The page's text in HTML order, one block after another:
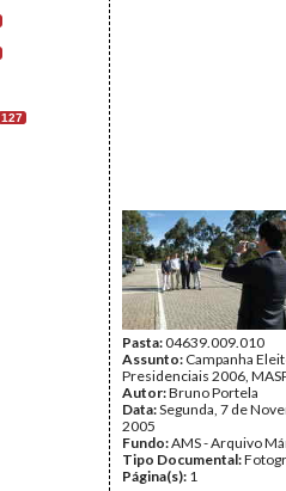
127
Pasta:04639.009.010
Assunto: Campanha
Presidenciais 2006,
Autor:Bruno Portela
Data:Segunda, 7 de
2005
Fundo:AMS - Arquivo
Tipo Documental:
Página(s): 1